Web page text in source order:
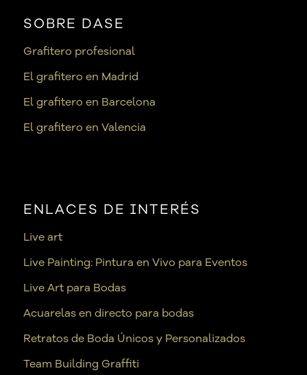
SOBRE DASE
Grafitero profesional
El grafitero en Madrid
El grafitero en Barcelona
El grafitero en Valencia
ENLACES DE INTERÉS
Live art
Live Painting: Pintura en Vivo para Eventos
Live Art para Bodas
Acuarelas en directo para bodas
Retratos de Boda Únicos y Personalizados
Team Building Graffiti